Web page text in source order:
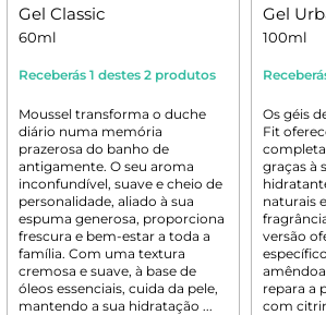
Gel Classic
60ml
Receberás 1 destes 2 produtos
Moussel transforma o duche
diário numa memória
prazerosa do banho de
antigamente. O seu aroma
inconfundível, suave e cheio de
personalidade, aliado à sua
espuma generosa, proporciona
frescura e bem-estar a toda a
família. Com uma textura
cremosa e suave, à base de
óleos essenciais, cuida da pele,
mantendo a sua hidratação ...
Gel
100ml
Os géis
Fit
graças à
naturais
versão
repara a
com